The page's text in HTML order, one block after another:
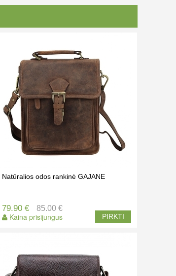
Natūralios odos rankinė GAJANE
79.90 €
Kaina prisijungus
85.00 €
PIRKTI